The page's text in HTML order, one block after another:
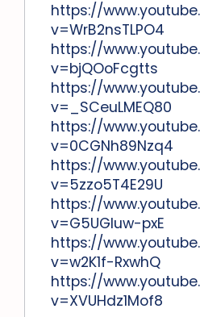
https://
v=WrB2nsTLPO4
https://
v=bjQOoFcgtts
https://
v=_SCeuLMEQ80
https://
v=0CGNh89Nzq4
https://
v=5zzo5T4E29U
https://
v=G5UGluw-pxE
https://
v=w2K1f-RxwhQ
https://
v=XVUHdz1Mof8